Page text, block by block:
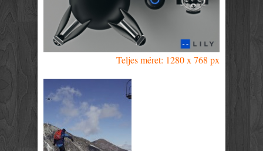
Teljes méret: 1280 x 768 px